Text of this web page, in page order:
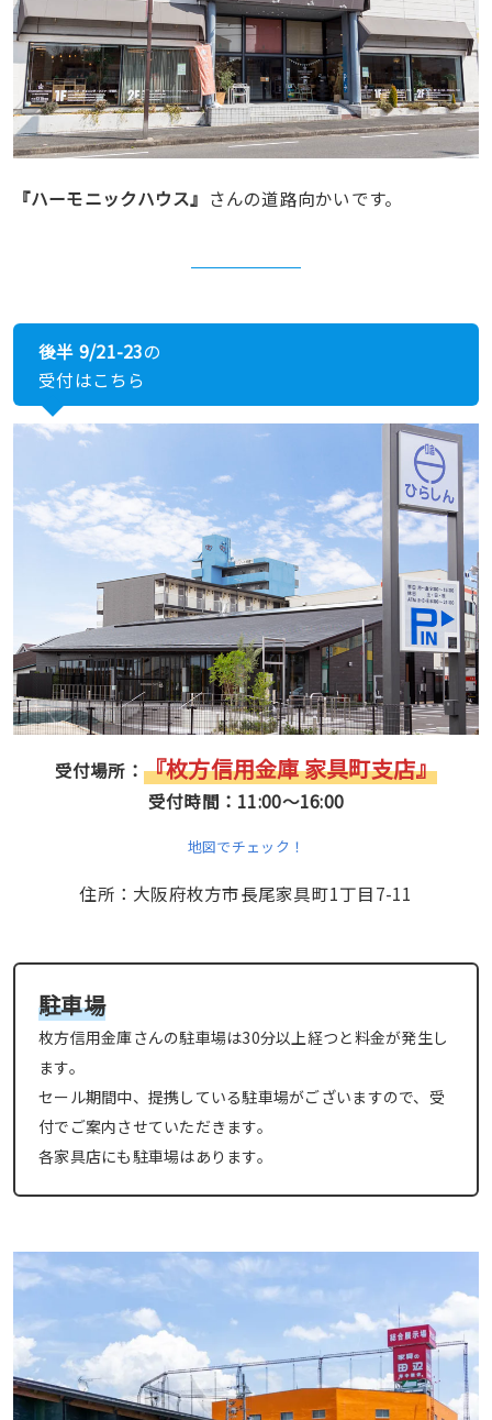
『ハーモニックハウス』 さんの道路向かいです。
後半 9/21-23の
受付はこちら
受付場所： 『枚方信用金庫 家具町支店』
受付時間：11:00〜16:00
地図でチェック！
住所：大阪府枚方市長尾家具町1丁目7-11
駐車場
枚方信用金庫さんの駐車場は30分以上経つと料金が発生し
ます。
セール期間中、提携している駐車場がございますので、受
付でご案内させていただきます。
各家具店にも駐車場はあります。